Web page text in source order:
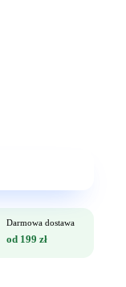
Darmowa dostawa
od 199 zł